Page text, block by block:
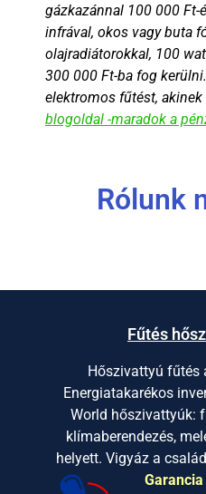
gázkazánnal 100 000 Ft-
infrával, okos vagy buta
olajradiátorokkal, 100
300 000 Ft-ba fog
elektromos fűtést, akinek
blogoldal -maradok a
Rólunk
Fűtés
Hőszivattyú fűtés
Energiatakarékos
World hőszivattyúk:
klímaberendezés,
helyett. Vigyáz a
Garancia